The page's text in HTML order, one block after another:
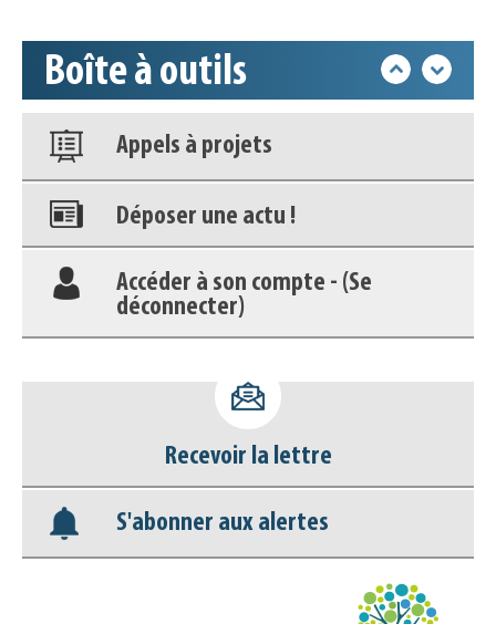
Boîte à outils
Nos veilles Scoop.it
Appels à projets
Déposer une actu !
Accéder à son compte - (Se
déconnecter)
Nos veilles Scoop.it
Appels à projets
Recevoir la lettre
S'abonner aux alertes